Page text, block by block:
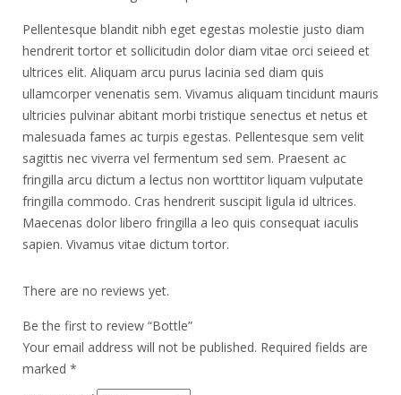
Pellentesque blandit nibh eget egestas molestie justo diam
hendrerit tortor et sollicitudin dolor diam vitae orci seieed et
ultrices elit. Aliquam arcu purus lacinia sed diam quis
ullamcorper venenatis sem. Vivamus aliquam tincidunt mauris
ultricies pulvinar abitant morbi tristique senectus et netus et
malesuada fames ac turpis egestas. Pellentesque sem velit
sagittis nec viverra vel fermentum sed sem. Praesent ac
fringilla arcu dictum a lectus non worttitor liquam vulputate
fringilla commodo. Cras hendrerit suscipit ligula id ultrices.
Maecenas dolor libero fringilla a leo quis consequat iaculis
sapien. Vivamus vitae dictum tortor.
There are no reviews yet.
Be the first to review “Bottle”
Your email address will not be published. Required fields are
marked *